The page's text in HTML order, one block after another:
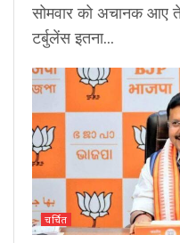
सोमवार को अचानक आए
टर्बुलेंस इतना...
चर्चित